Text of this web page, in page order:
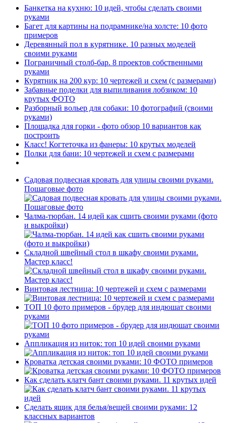
Банкетка на кухню: 10 идей, чтобы сделать своими
руками
Багет для картины на подрамнике/на холсте: 10 фото
примеров
Деревянный пол в курятнике. 10 разных моделей
своими руками
Пограничный столб-бар. 8 проектов собственными
руками
Курятник на 200 кур: 10 чертежей и схем (с размерами)
Забавные поделки для выпиливания лобзиком: 10
крутых ФОТО
Разборный вольер для собаки: 10 фотографий (своими
руками)
Площадка для горки - фото обзор 10 вариантов как
построить
Класс! Когтеточка из фанеры: 10 крутых моделей
Полки для бани: 10 чертежей и схем с размерами
Садовая подвесная кровать для улицы своими руками.
Пошаговые фото
Чалма-тюрбан. 14 идей как сшить своими руками (фото
и выкройки)
Складной швейный стол в шкафу своими руками.
Мастер класс!
Винтовая лестница: 10 чертежей и схем с размерами
ТОП 10 фото примеров - брудер для индюшат своими
руками
Аппликация из ниток: топ 10 идей своими руками
Кроватка детская своими руками: 10 ФОТО примеров
Как сделать клатч бант своими руками. 11 крутых идей
Сделать ящик для белья/вещей своими руками: 12
классных вариантов